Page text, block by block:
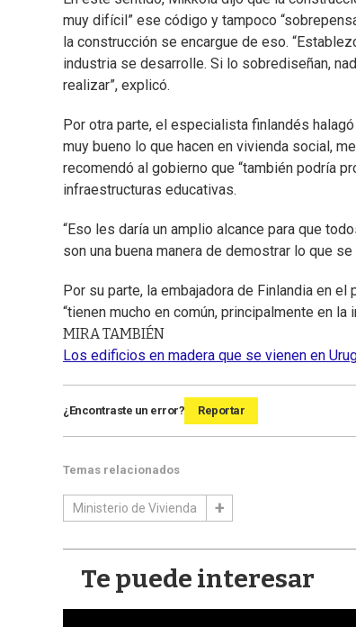
muy difícil” ese código y tampoco
la construcción se encargue de eso.
industria se desarrolle. Si lo sobrediseñan,
realizar”, explicó.
Por otra parte, el especialista finlandés
muy bueno lo que hacen en vivienda social,
recomendó al gobierno que “también podría
infraestructuras educativas.
“Eso les daría un amplio alcance para que
son una buena manera de demostrar lo que
Por su parte, la embajadora de Finlandia en el
“tienen mucho en común, principalmente en la
MIRA TAMBIÉN
Los edificios en madera que se vienen en
¿Encontraste un error? Reportar
Temas relacionados
Ministerio de Vivienda
Te puede interesar